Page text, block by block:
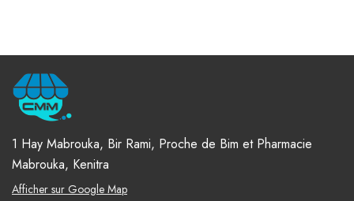
1 Hay Mabrouka, Bir Rami, Proche de Bim et Pharmacie
Mabrouka, Kenitra
Afficher sur Google Map